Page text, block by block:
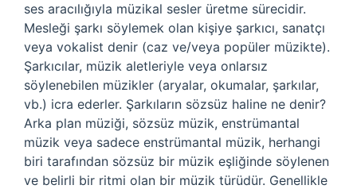
ses aracılığıyla müzikal sesler üretme sürecidir.
Mesleği şarkı söylemek olan kişiye şarkıcı, sanatçı
veya vokalist denir (caz ve/veya popüler müzikte).
Şarkıcılar, müzik aletleriyle veya onlarsız
söylenebilen müzikler (aryalar, okumalar, şarkılar,
vb.) icra ederler. Şarkıların sözsüz haline ne denir?
Arka plan müziği, sözsüz müzik, enstrümantal
müzik veya sadece enstrümantal müzik, herhangi
biri tarafından sözsüz bir müzik eşliğinde söylenen
ve belirli bir ritmi olan bir müzik türüdür. Genellikle